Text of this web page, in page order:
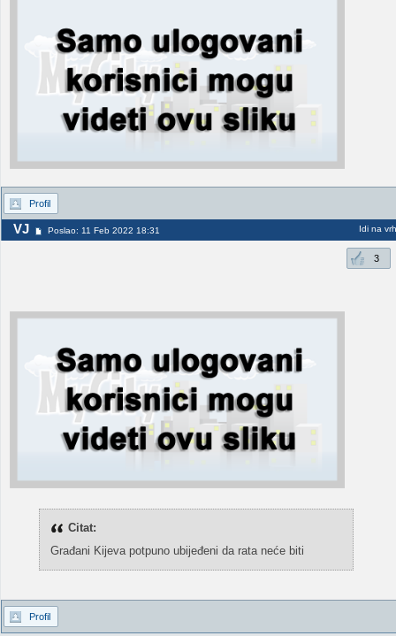
Profil
VJ Poslao: 11 Feb 2022 18:31 Idi na vrh
3
Citat:
Građani Kijeva potpuno ubijeđeni da rata neće biti
Profil